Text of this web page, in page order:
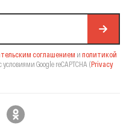
соглашением и политикой
условиями Google reCAPTCHA (Privacy